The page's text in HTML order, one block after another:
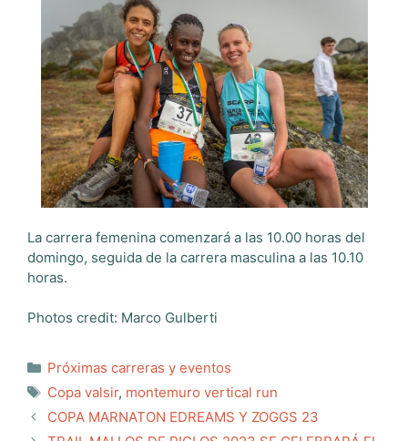
La carrera femenina comenzará a las 10.00 horas del
domingo, seguida de la carrera masculina a las 10.10
horas.
Photos credit: Marco Gulberti
Categorías
Próximas carreras y eventos
Etiquetas
Copa valsir, montemuro vertical run
COPA MARNATON EDREAMS Y ZOGGS 23